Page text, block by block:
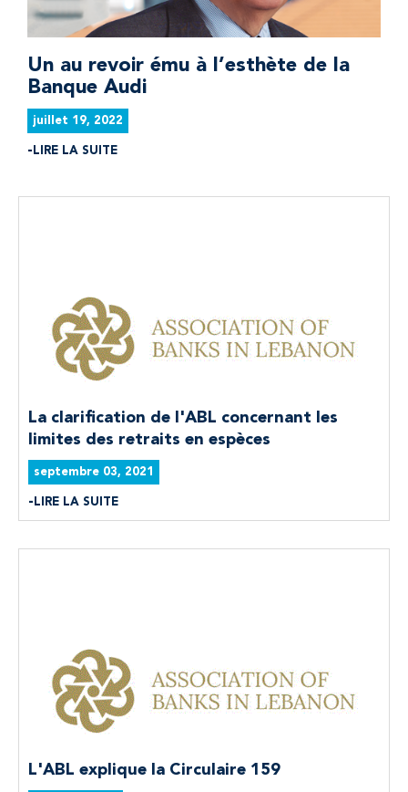
Un au revoir ému à l’esthète de la
Banque Audi
juillet 19, 2022
LIRE LA SUITE
La clarification de l'ABL concernant les
limites des retraits en espèces
septembre 03, 2021
LIRE LA SUITE
L'ABL explique la Circulaire 159